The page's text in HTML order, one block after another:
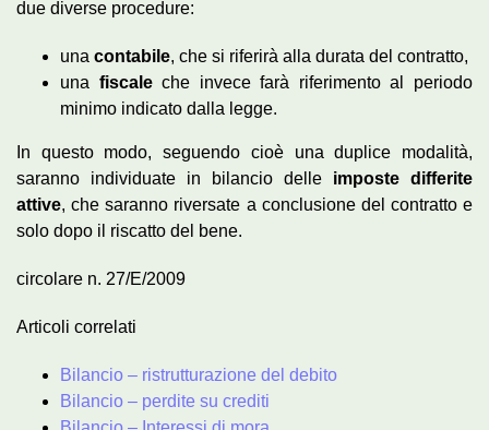
due diverse procedure:
una contabile, che si riferirà alla durata del contratto,
una fiscaleche invece farà riferimento al periodo
minimo indicato dalla legge.
In questo modo, seguendo cioè una duplice modalità,
saranno individuate in bilancio delle imposte differite
attive, che saranno riversate a conclusione del contratto e
solo dopo il riscatto del bene.
circolare n. 27/E/2009
Articoli correlati
Bilancio – ristrutturazione del debito
Bilancio – perdite su crediti